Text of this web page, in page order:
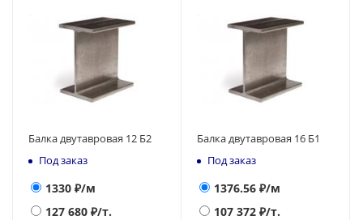
Балка двутавровая 12 Б2
Под заказ
1330 ₽/м
127 680 ₽/т.
Балка двутавровая 16 Б1
Под заказ
1376.56 ₽/м
107 372 ₽/т.